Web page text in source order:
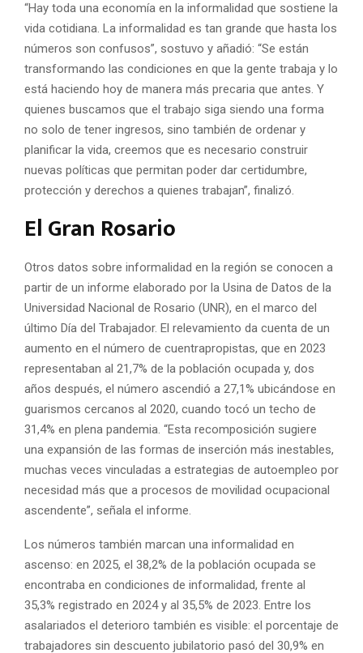
“Hay toda una economía en la informalidad que sostiene la
vida cotidiana. La informalidad es tan grande que hasta los
números son confusos”, sostuvo y añadió: “Se están
transformando las condiciones en que la gente trabaja y lo
está haciendo hoy de manera más precaria que antes. Y
quienes buscamos que el trabajo siga siendo una forma
no solo de tener ingresos, sino también de ordenar y
planificar la vida, creemos que es necesario construir
nuevas políticas que permitan poder dar certidumbre,
protección y derechos a quienes trabajan”, finalizó.
El Gran Rosario
Otros datos sobre informalidad en la región se conocen a
partir de un informe elaborado por la Usina de Datos de la
Universidad Nacional de Rosario (UNR), en el marco del
último Día del Trabajador. El relevamiento da cuenta de un
aumento en el número de cuentrapropistas, que en 2023
representaban al 21,7% de la población ocupada y, dos
años después, el número ascendió a 27,1% ubicándose en
guarismos cercanos al 2020, cuando tocó un techo de
31,4% en plena pandemia. “Esta recomposición sugiere
una expansión de las formas de inserción más inestables,
muchas veces vinculadas a estrategias de autoempleo por
necesidad más que a procesos de movilidad ocupacional
ascendente”, señala el informe.
Los números también marcan una informalidad en
ascenso: en 2025, el 38,2% de la población ocupada se
encontraba en condiciones de informalidad, frente al
35,3% registrado en 2024 y al 35,5% de 2023. Entre los
asalariados el deterioro también es visible: el porcentaje de
trabajadores sin descuento jubilatorio pasó del 30,9% en